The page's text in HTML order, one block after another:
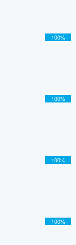
100%
100%
100%
100%